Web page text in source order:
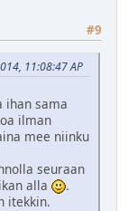
#9
11:08:47 AP
ihan sama
ilman
mee niinku
seuraan
alla
.
itekkin.